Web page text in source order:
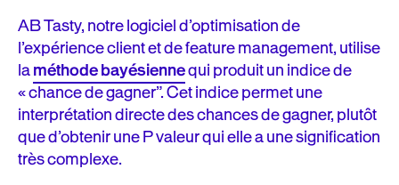
AB Tasty, notre logiciel d’optimisation de
l’expérience client et de feature management, utilise
laméthode bayésiennequi produit un indice de
« chance de gagner”. Cet indice permet une
interprétation directe des chances de gagner, plutôt
que d’obtenir une P valeur qui elle a une signification
très complexe.